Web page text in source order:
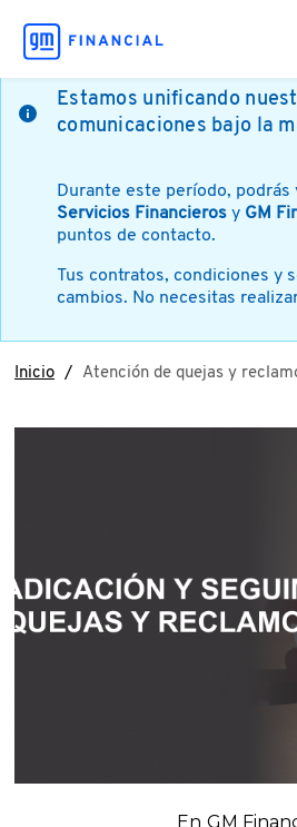
Soy Cliente
Mi Cuenta
Paga en Línea
Estamos unificando
comunicaciones bajo la
Durante este período, podrás
Servicios Financieros y GM
puntos de contacto.
Tus contratos, condiciones y
cambios. No necesitas
Inicio Atención de quejas y